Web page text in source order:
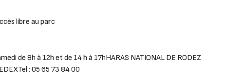
libre au parc
de 8h à 12h et de 14 h à 17hHARAS NATIONAL DE RODEZ
: 05 65 73 84 00